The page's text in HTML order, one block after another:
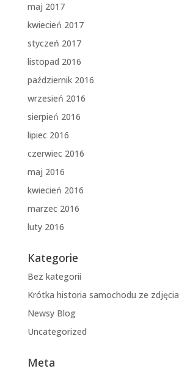
maj 2017
kwiecień 2017
styczeń 2017
listopad 2016
październik 2016
wrzesień 2016
sierpień 2016
lipiec 2016
czerwiec 2016
maj 2016
kwiecień 2016
marzec 2016
luty 2016
Kategorie
Bez kategorii
Krótka historia samochodu ze zdjęcia
Newsy Blog
Uncategorized
Meta